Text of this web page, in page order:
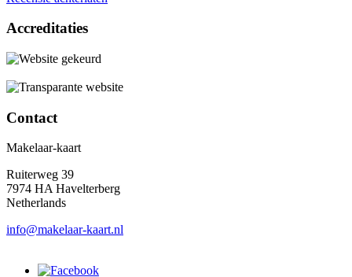
Accreditaties
Contact
Makelaar-kaart
Ruiterweg 39
7974 HA Havelterberg
Netherlands
info@makelaar-kaart.nl